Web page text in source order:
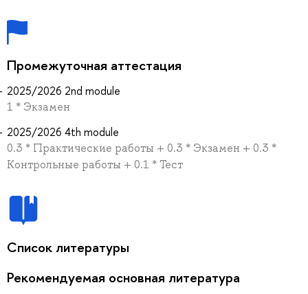
Промежуточная аттестация
2025/2026 2nd module
1 * Экзамен
2025/2026 4th module
0.3 * Практические работы + 0.3 * Экзамен + 0.3 *
Контрольные работы + 0.1 * Тест
Список литературы
Рекомендуемая основная литература